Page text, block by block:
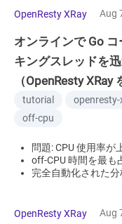
OpenResty XRay Aug
オンラインで Go
キングスレッドを
（OpenResty XRay
tutorial
off-cpu
問題: CPU 使用率が
off-CPU 時間を最も
完全自動化された分
OpenResty XRay Aug